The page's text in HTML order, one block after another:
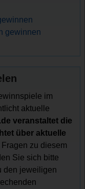
gewinnen
im
aktuelle
veranstaltet die
über aktuelle
zu diesem
Sie sich bitte
den jeweiligen